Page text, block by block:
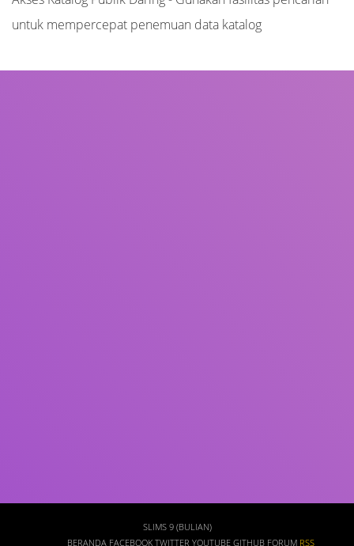
untuk mempercepat penemuan data katalog
SLIMS 9 (BULIAN)
BERANDA FACEBOOK TWITTER YOUTUBE GITHUB FORUM RSS